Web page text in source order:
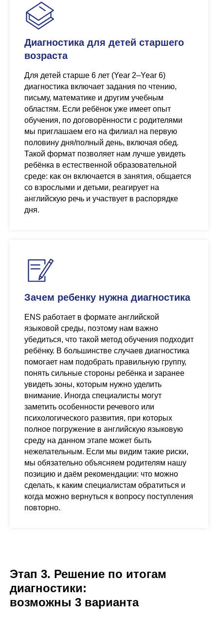
Диагностика для детей старшего
возраста
Для детей старше 6 лет (Year 2–Year 6)
диагностика включает задания по чтению,
письму, математике и другим учебным
областям. Если ребёнок уже имеет опыт
обучения, по договорённости с родителями
мы приглашаем его на филиал на первую
половину дня/полный день, включая обед.
Такой формат позволяет нам лучше увидеть
ребёнка в естественной образовательной
среде: как он включается в занятия, общается
со взрослыми и детьми, реагирует на
английскую речь и участвует в распорядке
дня.
Зачем ребенку нужна диагностика
ENS работает в формате английской
языковой среды, поэтому нам важно
убедиться, что такой метод обучения подходит
ребёнку. В большинстве случаев диагностика
помогает нам подобрать правильную группу,
понять сильные стороны ребёнка и заранее
увидеть зоны, которым нужно уделить
внимание. Иногда специалисты могут
заметить особенности речевого или
психологического развития, при которых
полное погружение в английскую языковую
среду на данном этапе может быть
нежелательным. Если мы видим такие риски,
мы обязательно объясняем родителям нашу
позицию и даём рекомендации: что можно
сделать, к каким специалистам обратиться и
когда можно вернуться к вопросу поступления
повторно.
Этап 3. Решение по итогам
диагностики:
возможны 3 варианта